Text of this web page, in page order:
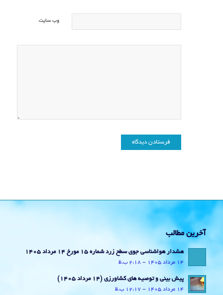
وب‌ سایت
آخرین مطالب
هشدار هواشناسی جوی سطح زرد شماره 15 مورخ 14 مرداد 1405
14 مرداد 1405 - 2:18 ب.ظ
پیش بینی و توصیه های کشاورزی (14 مرداد ۱۴۰۵)
14 مرداد 1405 - 12:17 ب.ظ